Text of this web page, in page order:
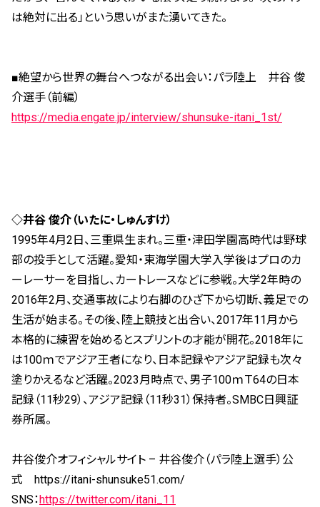
は絶対に出る」という思いがまた湧いてきた。
■絶望から世界の舞台へつながる出会い：パラ陸上 井谷 俊
介選手（前編）
https://media.engate.jp/interview/shunsuke-itani_1st/
◇井谷 俊介（いたに・しゅんすけ）
1995年4月2日、三重県生まれ。三重・津田学園高時代は野球
部の投手として活躍。愛知・東海学園大学入学後はプロのカ
ーレーサーを目指し、カートレースなどに参戦。大学2年時の
2016年2月、交通事故により右脚のひざ下から切断、義足での
生活が始まる。その後、陸上競技と出合い、2017年11月から
本格的に練習を始めるとスプリントの才能が開花。2018年に
は100ｍでアジア王者になり、日本記録やアジア記録も次々
塗りかえるなど活躍。2023月時点で、男子100ｍＴ64の日本
記録（11秒29）、アジア記録（11秒31）保持者。SMBC日興証
券所属。
井谷俊介オフィシャルサイト – 井谷俊介（パラ陸上選手）公
式 https://itani-shunsuke51.com/
SNS： https://twitter.com/itani_11